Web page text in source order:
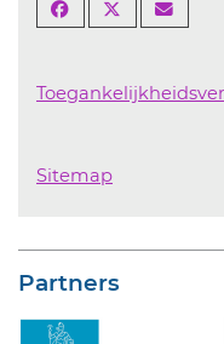
Sitemap
Partners